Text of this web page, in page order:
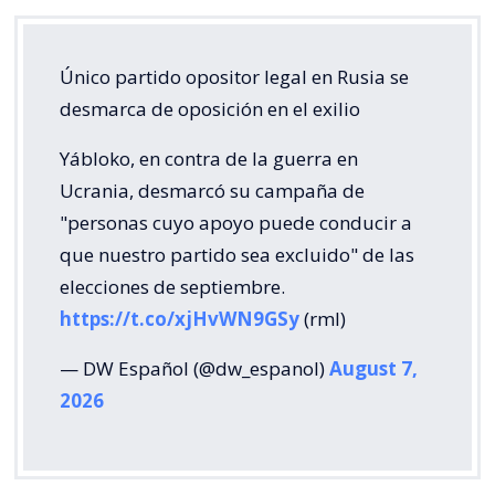
Único partido opositor legal en Rusia se
desmarca de oposición en el exilio
Yábloko, en contra de la guerra en
Ucrania, desmarcó su campaña de
"personas cuyo apoyo puede conducir a
que nuestro partido sea excluido" de las
elecciones de septiembre.
https://t.co/xjHvWN9GSy(rml)
— DW Español (@dw_espanol)August 7,
2026